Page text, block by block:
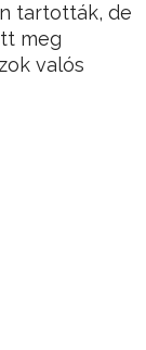
tartották, de
meg
valós